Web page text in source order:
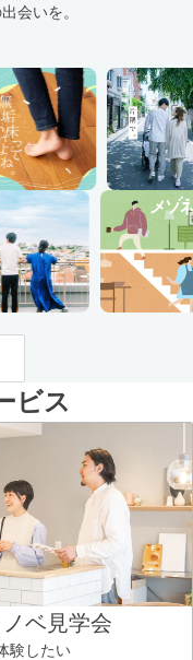
会いを。
ビス
ベ見学会
験したい